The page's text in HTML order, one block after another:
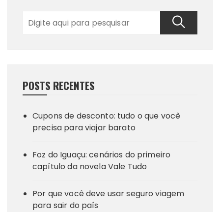
POSTS RECENTES
Cupons de desconto: tudo o que você
precisa para viajar barato
Foz do Iguaçu: cenários do primeiro
capítulo da novela Vale Tudo
Por que você deve usar seguro viagem
para sair do país